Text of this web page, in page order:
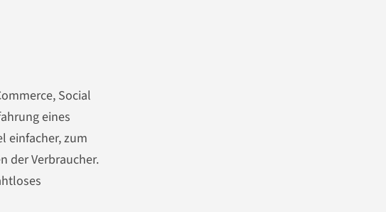
Social
eines
einfacher, zum
der Verbraucher.